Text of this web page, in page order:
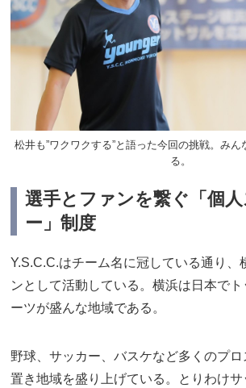
松井も”ワクワクする”と語った今回の挑戦。み
る。
選手とファンを繋ぐ「個
ー」制度
Y.S.C.C.はチーム名に冠している通り、
ンとして活動している。横浜は日本で
ーツが盛んな地域である。
野球、サッカー、バスケなど多くのプ
置き地域を盛り上げている。とりわけ